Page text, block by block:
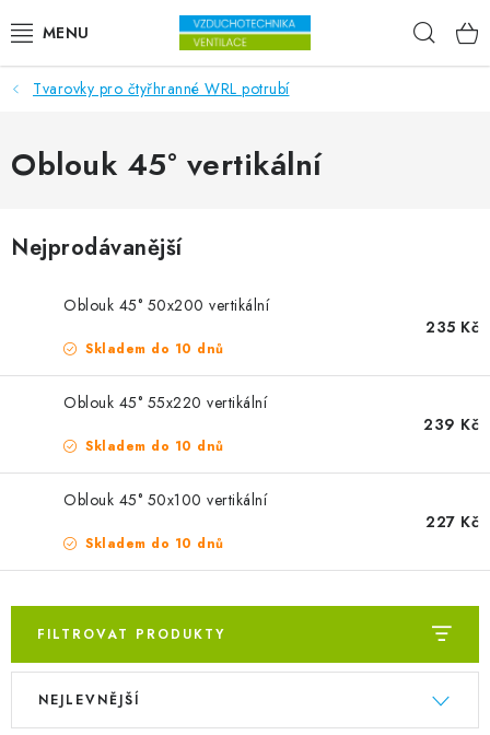
VENTILÁTORY
VZDUCHOTECHNIKA
TOPENÍ A CHLAZENÍ
FILTRY
ODVLHČOVAČE
ZVLHČOVAČE VZDUCHU PRŮMYSLOVÉ
NAHŘÍVACÍ POLŠTÁŘEK S LÁVOVÝM PÍSKEM
VÝPRODEJ
O nás Reference a zkušenosti
Rady a tipy
Doprava a platba
Tvarovky pro čtyřhranné WRL potrubí
Oblouk 45° vertikální
Nejprodávanější
Oblouk 45° 50x200 vertikální
Skladem do 10 dnů
235 Kč
Oblouk 45° 55x220 vertikální
Skladem do 10 dnů
239 Kč
Oblouk 45° 50x100 vertikální
Skladem do 10 dnů
227 Kč
FILTROVAT PRODUKTY
Výpis produktů
Řazení produktů
NEJLEVNĚJŠÍ